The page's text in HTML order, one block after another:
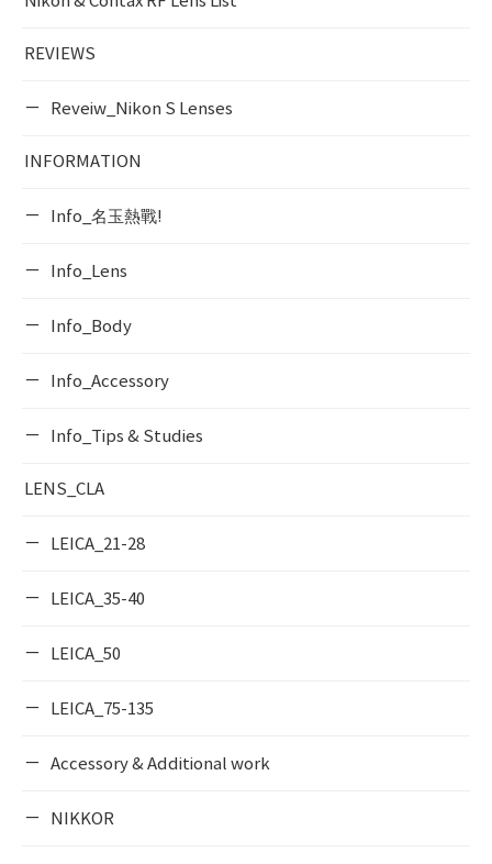
REVIEWS
Reveiw_Nikon S Lenses
INFORMATION
Info_名玉熱戰!
Info_Lens
Info_Body
Info_Accessory
Info_Tips & Studies
LENS_CLA
LEICA_21-28
LEICA_35-40
LEICA_50
LEICA_75-135
Accessory & Additional work
NIKKOR